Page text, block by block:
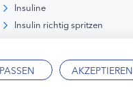
Insuline
Insulin richtig spritzen
AKZEPTIEREN